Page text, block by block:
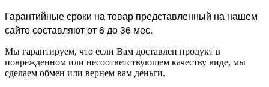
Гарантийные сроки на товар представленный на нашем
сайте составляют от 6 до 36 мес.
Мы гарантируем, что если Вам доставлен продукт в
поврежденном или несоответствующем качеству виде, мы
сделаем обмен или вернем вам деньги.